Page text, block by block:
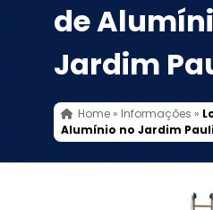
de
Jardim
Home» Informações »
Alumínio no Jardim